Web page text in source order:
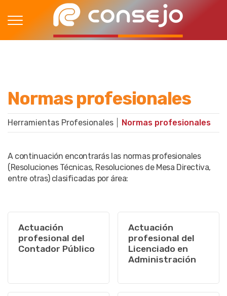
Normas profesionales
Herramientas Profesionales Normas profesionales
A continuación encontrarás las normas profesionales
(Resoluciones Técnicas, Resoluciones de Mesa Directiva,
entre otras) clasificadas por área:
Actuación
profesional del
Contador Público
Actuación
profesional del
Licenciado en
Administración